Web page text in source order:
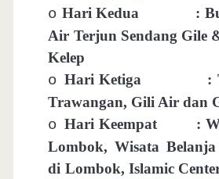
o Hari Kedua
:
Air Terjun Sendang Gile
Kelep
o Hari Ketiga
:
Trawangan, Gili Air dan
o Hari Keempat
:
Lombok, Wisata Belanja
di Lombok, Islamic